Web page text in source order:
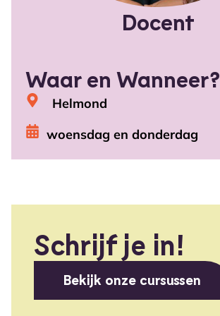
Docent
Waar en Wanneer?
Helmond
woensdag en donderdag
Schrijf je in!
Bekijk onze cursussen